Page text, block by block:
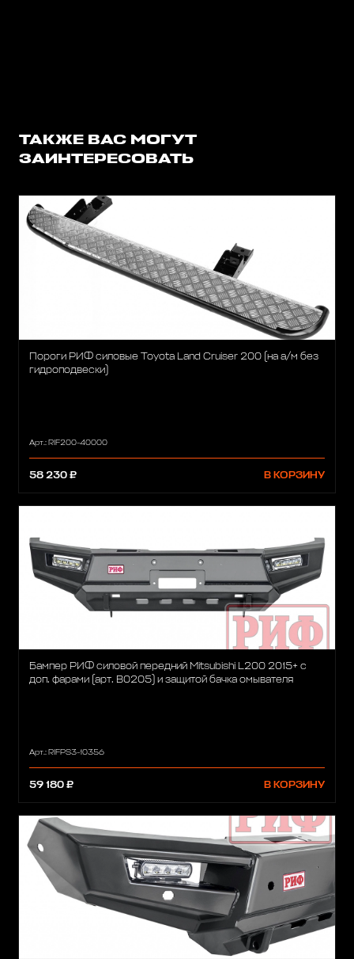
ТАКЖЕ ВАС МОГУТ
ЗАИНТЕРЕСОВАТЬ
Пороги РИФ силовые Toyota Land Cruiser 200 (на а/м без
гидроподвески)
Арт.: RIF200-40000
58 230 ₽ В КОРЗИНУ
Бампер РИФ силовой передний Mitsubishi L200 2015+ с
доп. фарами (арт. B0205) и защитой бачка омывателя
Арт.: RIFPS3-10356
59 180 ₽ В КОРЗИНУ